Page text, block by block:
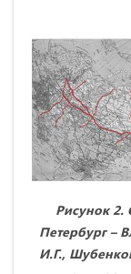
Рисунок 2.
Петербург –
И.Г.,